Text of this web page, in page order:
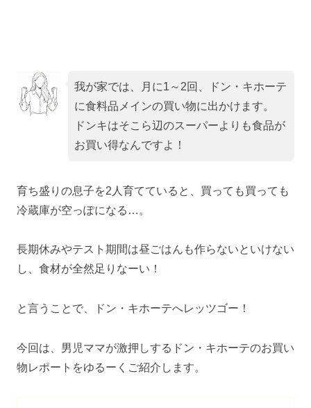
我が家では、月に1～2回、ドン・キホーテ
に食料品メインの買い物に出かけます。
ドンキはそこら辺のスーパーよりも食品が
お買い得なんですよ！
育ち盛りの息子を2人育てていると、買っても買っても
冷蔵庫が空っぽになる…。
長期休みやテスト期間は昼ごはんも作らないといけない
し、食材が全然足りなーい！
と言うことで、ドン・キホーテへレッツゴー！
今回は、男児ママが激押しするドン・キホーテのお買い
物レポートをゆるーくご紹介します。